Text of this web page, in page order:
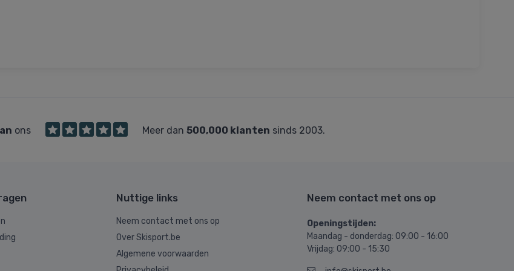
ons Meer dan 500,000 klanten sinds 2003.
Nuttige links
Neem contact met ons op
Over Skisport.be
Algemene voorwaarden
Neem contact met ons op
Openingstijden:
Maandag - donderdag: 09:00 - 16:00
Vrijdag: 09:00 - 15:30